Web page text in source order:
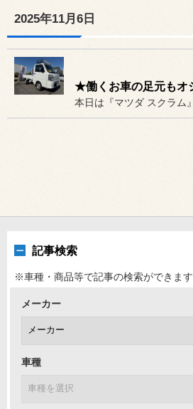
2025年11月6日
記事検索
※車種・商品等で記事の検索ができます
メーカー
車種